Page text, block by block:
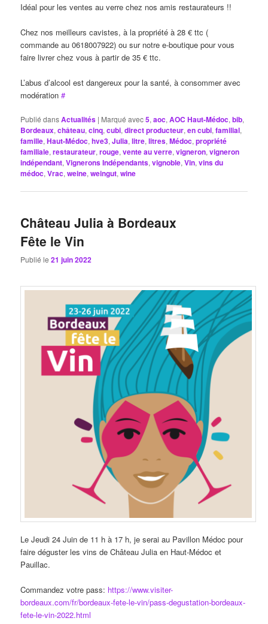
Idéal pour les ventes au verre chez nos amis restaurateurs !!
Chez nos meilleurs cavistes, à la propriété à 28 € ttc (
commande au 0618007922) ou sur notre e-boutique pour vous
faire livrer chez vous à partir de 35 € ttc.
L’abus d’alcool est dangereux pour la santé, à consommer avec
modération#
Publié dansActualités | Marqué avec5,aoc,AOC Haut-Médoc,bib,
Bordeaux,château,cinq,cubi,direct producteur,en cubi,familial,
famille,Haut-Médoc,hve3,Julia,litre,litres,Médoc,propriété
familiale,restaurateur,rouge,vente au verre,vigneron,vigneron
indépendant,Vignerons Indépendants,vignoble,Vin,vins du
médoc,Vrac,weine,weingut,wine
Château Julia à Bordeaux
Fête le Vin
Publié le21 juin 2022
Le Jeudi 24 Juin de 11 h à 17 h, je serai au Pavillon Médoc pour
faire déguster les vins de Château Julia en Haut-Médoc et
Pauillac.
Commandez votre pass: https://www.visiter-
bordeaux.com/fr/bordeaux-fete-le-vin/pass-degustation-bordeaux-
fete-le-vin-2022.html